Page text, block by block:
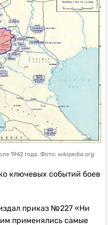
1942 года. Фото: wikipedia.org
ключевых событий боев
приказ №227 «Ни